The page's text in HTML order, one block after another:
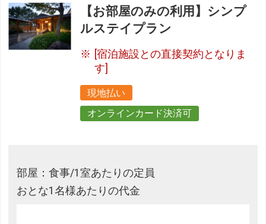
【お部屋のみの利用】シンプ
ルステイプラン
[宿泊施設との直接契約となりま
す]
現地払い
オンラインカード決済可
部屋：食事/1室あたりの定員
おとな1名様あたりの代金